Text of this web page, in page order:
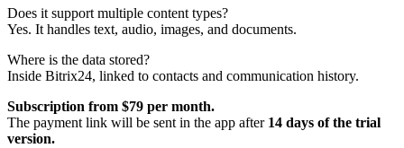
Does it support multiple content types?
Yes. It handles text, audio, images, and documents.
Where is the data stored?
Inside Bitrix24, linked to contacts and communication history.
Subscription from $79 per month.
The payment link will be sent in the app after 14 days of the trial
version.